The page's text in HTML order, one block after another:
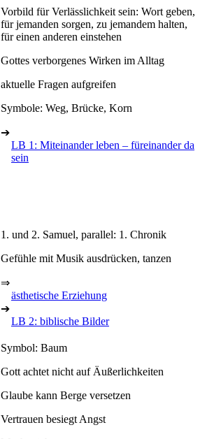
Vorbild für Verlässlichkeit sein: Wort geben,
für jemanden sorgen, zu jemandem halten,
für einen anderen einstehen
Gottes verborgenes Wirken im Alltag
aktuelle Fragen aufgreifen
Symbole: Weg, Brücke, Korn
➔
LB 1: Miteinander leben – füreinander da
sein
1. und 2. Samuel, parallel: 1. Chronik
Gefühle mit Musik ausdrücken, tanzen
⇒
ästhetische Erziehung
➔
LB 2: biblische Bilder
Symbol: Baum
Gott achtet nicht auf Äußerlichkeiten
Glaube kann Berge versetzen
Vertrauen besiegt Angst